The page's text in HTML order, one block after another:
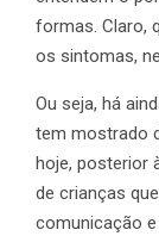
formas. Claro,
os sintomas,
Ou seja, há
tem mostrado
hoje, posterior
de crianças
comunicação